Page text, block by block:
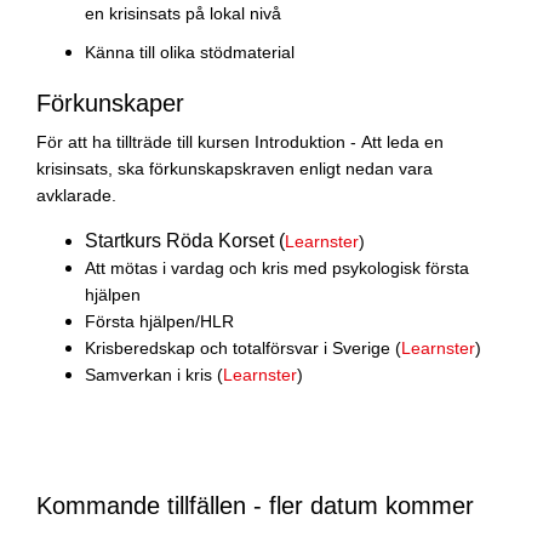
en krisinsats på lokal nivå
Känna till olika stödmaterial
Förkunskaper
För att ha tillträde till kursen Introduktion - Att leda en
krisinsats, ska förkunskapskraven enligt nedan vara
avklarade.
Startkurs Röda Korset (Learnster)
Att mötas i vardag och kris med psykologisk första
hjälpen
Första hjälpen/HLR
Krisberedskap och totalförsvar i Sverige (Learnster)
Samverkan i kris (Learnster)
Kommande tillfällen - fler datum kommer